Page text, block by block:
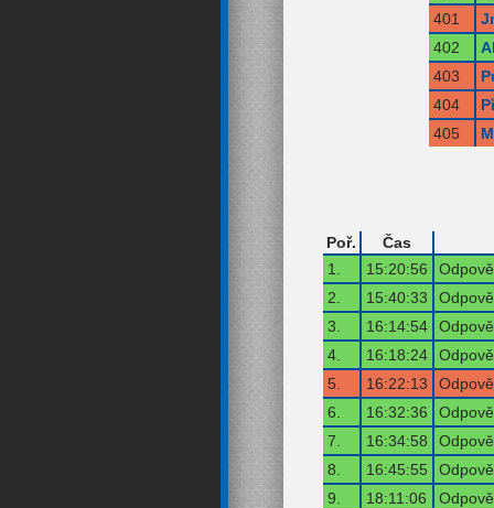
401
402
403
404
405
Poř.
Čas
1.
15:20:56
2.
15:40:33
3.
16:14:54
4.
16:18:24
5.
16:22:13
6.
16:32:36
7.
16:34:58
8.
16:45:55
9.
18:11:06